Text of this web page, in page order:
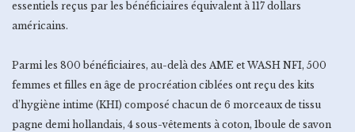
essentiels reçus par les bénéficiaires équivalent à 117 dollars
américains.
Parmi les 800 bénéficiaires, au-delà des AME et WASH NFI, 500
femmes et filles en âge de procréation ciblées ont reçu des kits
d’hygiène intime (KHI) composé chacun de 6 morceaux de tissu
pagne demi hollandais, 4 sous-vêtements à coton, 1boule de savon